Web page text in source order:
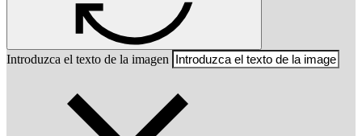
Introduzca el texto de la imagen